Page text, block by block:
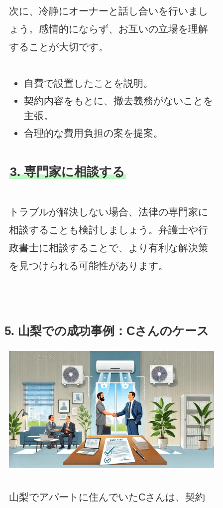
次に、冷静にオーナーと話し合いを行いまし
ょう。感情的にならず、お互いの立場を理解
することが大切です。
自費で設置したことを説明。
契約内容をもとに、撤去義務がないことを
主張。
合理的な費用負担の案を提案。
3. 専門家に相談する
トラブルが解決しない場合、法律の専門家に
相談することも検討しましょう。弁護士や行
政書士に相談することで、より有利な解決策
を見つけられる可能性があります。
5. 山梨での成功事例：Cさんのケース
山梨でアパートに住んでいたCさんは、契約